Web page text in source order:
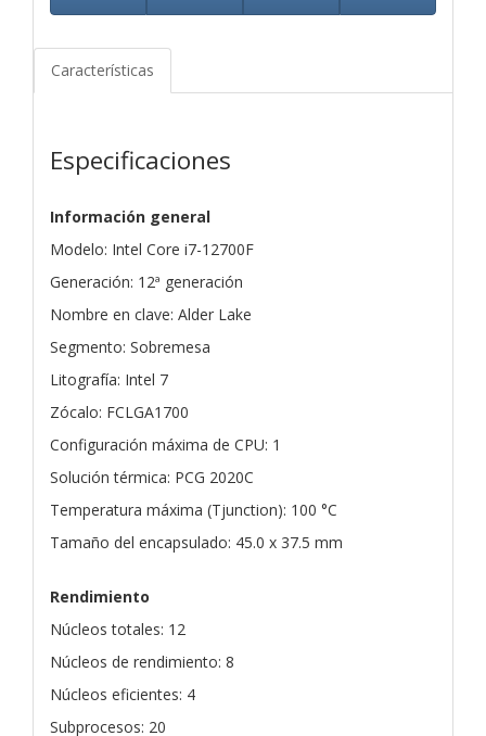
Características
Especificaciones
Información general
Modelo: Intel Core i7-12700F
Generación: 12ª generación
Nombre en clave: Alder Lake
Segmento: Sobremesa
Litografía: Intel 7
Zócalo: FCLGA1700
Configuración máxima de CPU: 1
Solución térmica: PCG 2020C
Temperatura máxima (Tjunction): 100 °C
Tamaño del encapsulado: 45.0 x 37.5 mm
Rendimiento
Núcleos totales: 12
Núcleos de rendimiento: 8
Núcleos eficientes: 4
Subprocesos: 20